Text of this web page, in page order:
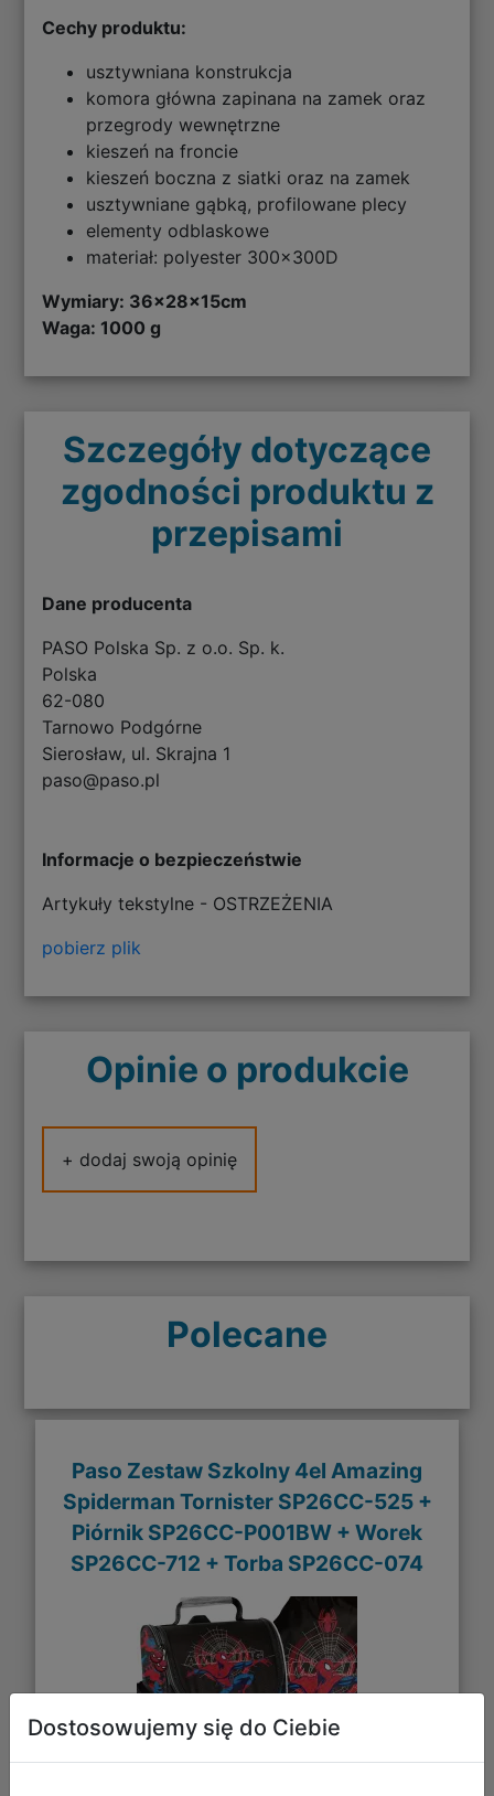
Cechy produktu:
usztywniana konstrukcja
komora główna zapinana na zamek oraz
przegrody wewnętrzne
kieszeń na froncie
kieszeń boczna z siatki oraz na zamek
usztywniane gąbką, profilowane plecy
elementy odblaskowe
materiał: polyester 300x300D
Wymiary: 36x28x15cm
Waga: 1000 g
Szczegóły dotyczące
zgodności produktu z
przepisami
Dane producenta
PASO Polska Sp. z o.o. Sp. k.
Polska
62-080
Tarnowo Podgórne
Sierosław, ul. Skrajna 1
paso@paso.pl
Informacje o bezpieczeństwie
Artykuły tekstylne - OSTRZEŻENIA
pobierz plik
Opinie o produkcie
+ dodaj swoją opinię
Polecane
Paso Zestaw Szkolny 4el Amazing
Spiderman Tornister SP26CC-525 +
Piórnik SP26CC-P001BW + Worek
SP26CC-712 + Torba SP26CC-074
Dostosowujemy się do Ciebie